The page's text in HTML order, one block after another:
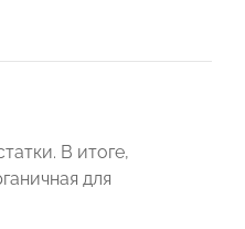
В итоге,
для